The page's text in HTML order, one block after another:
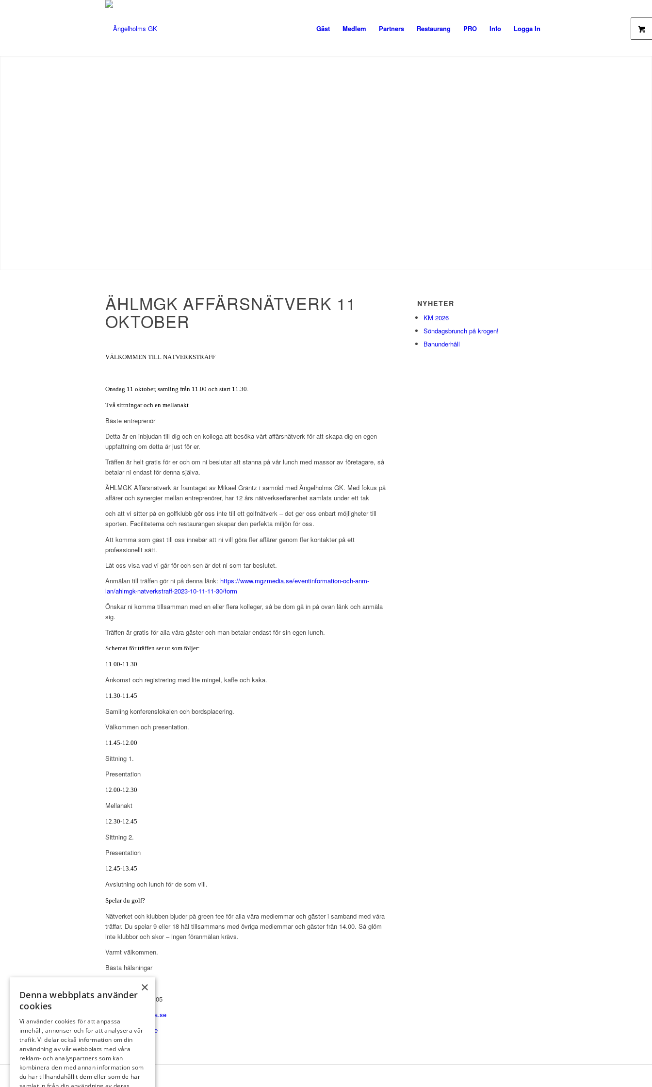
Gäst Medlem Partners Restaurang PRO Info Logga In
ÄHLMGK AFFÄRSNÄTVERK 11
OKTOBER
VÄLKOMMEN TILL NÄTVERKSTRÄFF
Onsdag 11 oktober, samling från 11.00 och start 11.30.
Två sittningar och en mellanakt
Bäste entreprenör
Detta är en inbjudan till dig och en kollega att besöka vårt affärsnätverk för att skapa dig en egen
uppfattning om detta är just för er.
Träffen är helt gratis för er och om ni beslutar att stanna på vår lunch med massor av företagare, så
betalar ni endast för denna själva.
ÄHLMGK Affärsnätverk är framtaget av Mikael Gräntz i samråd med Ängelholms GK. Med fokus på
affärer och synergier mellan entreprenörer, har 12 års nätverkserfarenhet samlats under ett tak
och att vi sitter på en golfklubb gör oss inte till ett golfnätverk – det ger oss enbart möjligheter till
sporten. Faciliteterna och restaurangen skapar den perfekta miljön för oss.
Att komma som gäst till oss innebär att ni vill göra fler affärer genom fler kontakter på ett
professionellt sätt.
Låt oss visa vad vi går för och sen är det ni som tar beslutet.
Anmälan till träffen gör ni på denna länk: https://www.mgzmedia.se/eventinformation-och-anm-
lan/ahlmgk-natverkstraff-2023-10-11-11-30/form
Önskar ni komma tillsamman med en eller flera kolleger, så be dom gå in på ovan länk och anmäla
sig.
Träffen är gratis för alla våra gäster och man betalar endast för sin egen lunch.
Schemat för träffen ser ut som följer:
11.00-11.30
Ankomst och registrering med lite mingel, kaffe och kaka.
11.30-11.45
Samling konferenslokalen och bordsplacering.
Välkommen och presentation.
11.45-12.00
Sittning 1.
Presentation
12.00-12.30
Mellanakt
12.30-12.45
Sittning 2.
Presentation
12.45-13.45
Avslutning och lunch för de som vill.
Spelar du golf?
Nätverket och klubben bjuder på green fee för alla våra medlemmar och gäster i samband med våra
träffar. Du spelar 9 eller 18 hål tillsammans med övriga medlemmar och gäster från 14.00. Så glöm
inte klubbor och skor – ingen föranmälan krävs.
Varmt välkommen.
Bästa hälsningar
Mikael Gräntz
Tel: 010 – 522 00 05
micke@mgzmedia.se
www.mgzmedia.se
NYHETER
KM 2026
Söndagsbrunch på krogen!
Banunderhåll
×
Denna webbplats använder
cookies
Vi använder cookies för att anpassa
innehåll, annonser och för att analysera vår
trafik. Vi delar också information om din
användning av vår webbplats med våra
reklam- och analyspartners som kan
kombinera den med annan information som
du har tillhandahållit dem eller som de har